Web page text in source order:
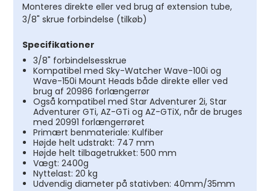
Monteres direkte eller ved brug af extension tube,
3/8" skrue forbindelse (tilkøb)
Specifikationer
3/8" forbindelsesskrue
Kompatibel med Sky-Watcher Wave-100i og
Wave-150i Mount Heads både direkte eller ved
brug af 20986 forlængerrør
Også kompatibel med Star Adventurer 2i, Star
Adventurer GTi, AZ-GTi og AZ-GTiX, når de bruges
med 20991 forlængerrøret
Primært benmateriale: Kulfiber
Højde helt udstrakt: 747 mm
Højde helt tilbagetrukket: 500 mm
Vægt: 2400g
Nyttelast: 20 kg
Udvendig diameter på stativben: 40mm/35mm